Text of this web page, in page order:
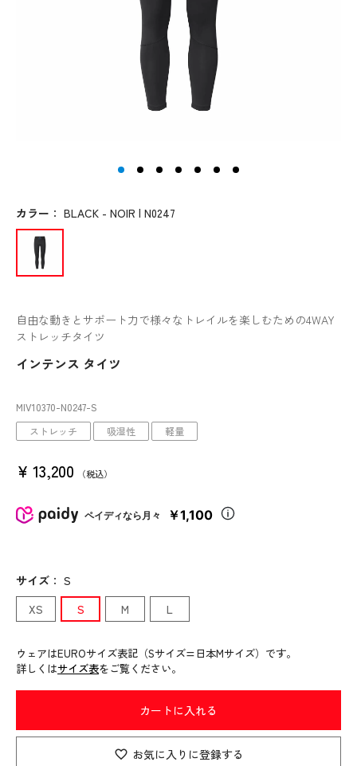
自由な動きとサポート力で様々なトレイルを楽しむための4WAY
ストレッチタイツ
インテンス タイツ
MIV10370-N0247-S
ストレッチ
吸湿性 軽量
¥ 13,200 税込
ペイディなら月々 ￥1,100
カラー ： BLACK - NOIR | N0247
サイズ ： S
XS
S M L
ウェアはEUROサイズ表記（Sサイズ=日本Mサイズ）です。
詳しくはサイズ表をご覧ください。
カートに入れる
お気に入りに登録する